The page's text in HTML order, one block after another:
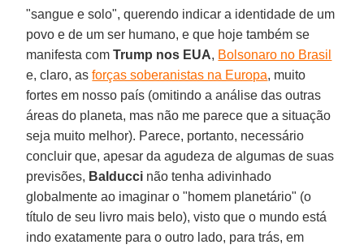
"sangue e solo", querendo indicar a identidade de um
povo e de um ser humano, e que hoje também se
manifesta comTrump nos EUA, Bolsonaro no Brasil
e, claro, asforças soberanistas na Europa, muito
fortes em nosso país (omitindo a análise das outras
áreas do planeta, mas não me parece que a situação
seja muito melhor). Parece, portanto, necessário
concluir que, apesar da agudeza de algumas de suas
previsões, Balducci não tenha adivinhado
globalmente ao imaginar o "homem planetário" (o
título de seu livro mais belo), visto que o mundo está
indo exatamente para o outro lado, para trás, em